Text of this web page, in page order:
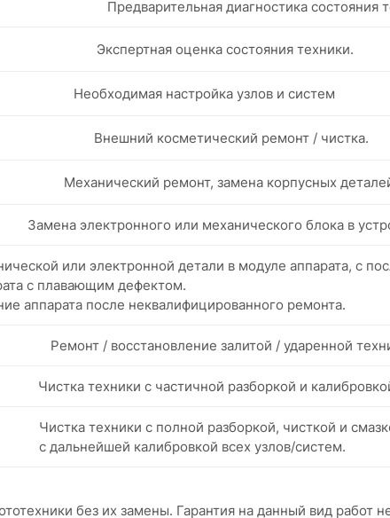
Предварительная диагностика состояния
Экспертная оценка состояния техники.
Необходимая настройка узлов и систем
Внешний косметический ремонт / чистка.
Механический ремонт, замена корпусных
Замена электронного или механического блока в
или электронной детали в модуле аппарата, с
с плавающим дефектом.
аппарата после неквалифицированного ремонта.
Ремонт / восстановление залитой / ударенной
Чистка техники с частичной разборкой и
Чистка техники с полной разборкой, чисткой и
с дальнейшей калибровкой всех узлов/систем.
без их замены. Гарантия на данный вид работ